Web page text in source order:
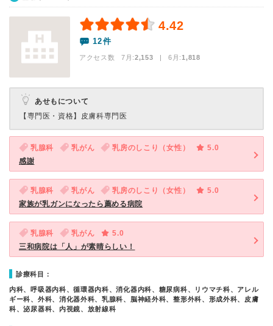
4.42
12件
アクセス数 7月:2,153 | 6月:1,818
あせもについて
【専門医・資格】 皮膚科専門医
乳腺科 乳がん 乳房のしこり（女性）
5.0
感謝
乳腺科 乳がん 乳房のしこり（女性）
5.0
家族が乳ガンになったら薦める病院
乳腺科 乳がん
5.0
三和病院は「人」が素晴らしい！
診療科目：
内科、呼吸器内科、循環器内科、消化器内科、糖尿病科、リウマチ科、アレル
ギー科、外科、消化器外科、乳腺科、脳神経外科、整形外科、形成外科、皮膚
科、泌尿器科、内視鏡、放射線科